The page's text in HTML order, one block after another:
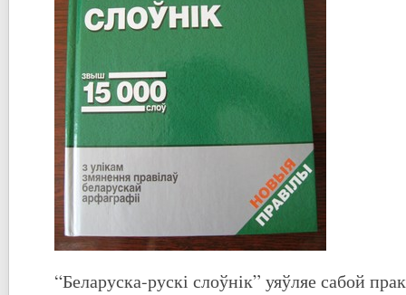
“Беларуска-рускі слоўнік” уяўляе сабой